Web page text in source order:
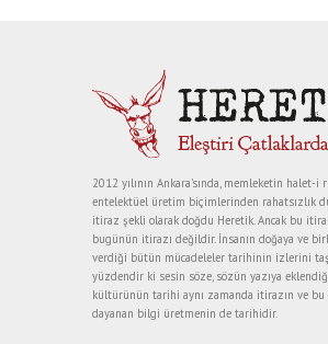
2012 yılının Ankara’sında, memleketin halet-i
entelektüel üretim biçimlerinden rahatsızlık
itiraz şekli olarak doğdu Heretik. Ancak bu
bugünün itirazı değildir. İnsanın doğaya ve
verdiği bütün mücadeleler tarihinin izlerini
yüzdendir ki sesin söze, sözün yazıya
kültürünün tarihi aynı zamanda itirazın ve
dayanan bilgi üretmenin de tarihidir.